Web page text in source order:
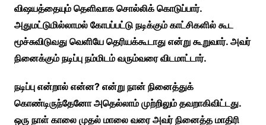
விஷயத்தையும் தெளிவாக சொல்லிக் கொடுப்பார்.
அதுமட்டுமில்லாமல் கோபப்பட்டு நடிக்கும் காட்சிகளில் கூட
மூச்சுவிடுவது வெளியே தெரியக்கூடாது என்று கூறுவார். அவர்
நினைக்கும் நடிப்பு நம்மிடம் வரும்வரை விடமாட்டார்.
நடிப்பு என்றால் என்ன? என்று நான் நினைத்துக்
கொண்டிருந்தேனோ அதெல்லாம் முற்றிலும் தவறாகிவிட்டது.
ஒரு நாள் காலை முதல் மாலை வரை அவர் நினைத்த மாதிரி